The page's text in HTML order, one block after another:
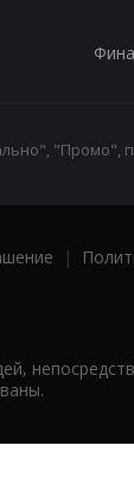
"Промо",
|